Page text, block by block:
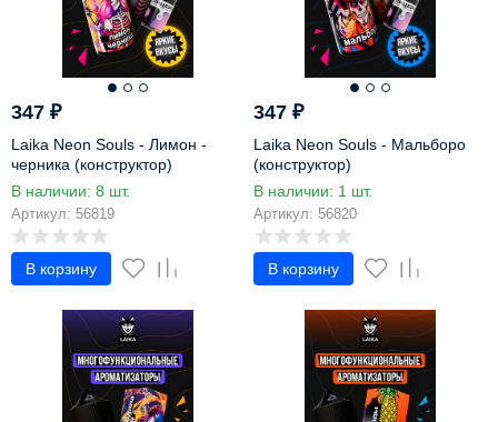
347 ₽
Laika Neon Souls - Лимон -
черника (конструктор)
В наличии: 8 шт.
Артикул: 56819
В корзину
347₽
Laika Neon Souls - Мальборо
(конструктор)
В наличии: 1 шт.
Артикул: 56820
В корзину